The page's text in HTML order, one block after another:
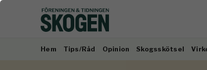
Hem Tips/Råd Opinion Skogsskötsel